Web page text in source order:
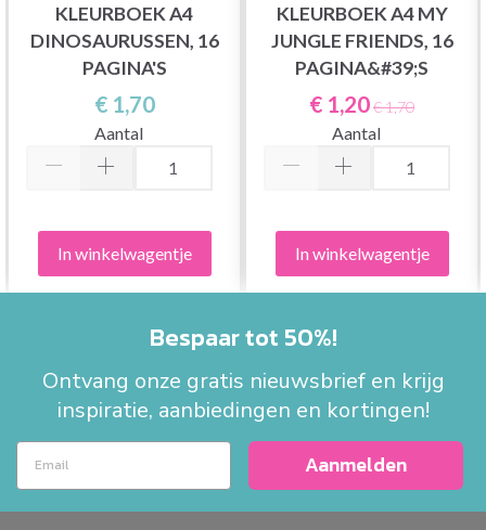
KLEURBOEK A4
DINOSAURUSSEN, 16
PAGINA'S
€ 1,70
Aantal
In winkelwagentje
KLEURBOEK A4 MY
JUNGLE FRIENDS, 16
PAGINA&#39;S
€ 1,20€ 1,70
Aantal
In winkelwagentje
Bespaar tot 50%!
Ontvang onze gratis nieuwsbrief en krijg
inspiratie, aanbiedingen en kortingen!
Aanmelden